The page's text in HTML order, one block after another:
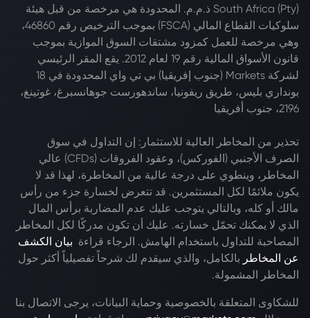
South Africa (Pty) ذ.م.م. المحدودة هي مرخصة من قبل هيئة
سلوكيات القطاع المالي (FSCA) بموجب الترخيص رقم 46860،
وهي مرخصة للعمل كمزود مشتقات السوق الموازية بموجب
قانون الأسواق المالية رقم 19 لعام 2012. يقع المقر الرئيسي
لشركة Markets (جنوب إفريقيا) بي تي واي المحدودة في 18
بونداري بليس، طريق ريفونيا، ساندهورست جوهانسبرغ، غوتينغ،
2196، جنوب أفريقيا
تحذير من المخاطر العالية للاستثمار: إن التداول في سوق
الصرف الأجنبي (الفوركس)، وعقود الفروقات (CFDs) عالي
المخاطر، وينطوي على درجة عالية من المخاطرة، لهذا قد لا
يكون ملائمًا لكل المستثمرين. قد تتعرض لخسارة جزء من رأس
مالك أو كله، وبالتالي يتوجب عليك عدم المضاربة برأس المال
الذي لا يمكنك تحمّل خسارته. عليك أن تكون مدركًا لكل المخاطر
المصاحبة للتداول باستخدام الهامش. الرجاء قراءة بيان الكشف
عن المخاطر بالكامل، والذي سيقدم لك شرحاً تفصيلياً أكثر حول
المخاطر المشمولة.
للشكاوى المتعلقة بالخصوصية وحماية البيانات، يرجى الاتصال بنا